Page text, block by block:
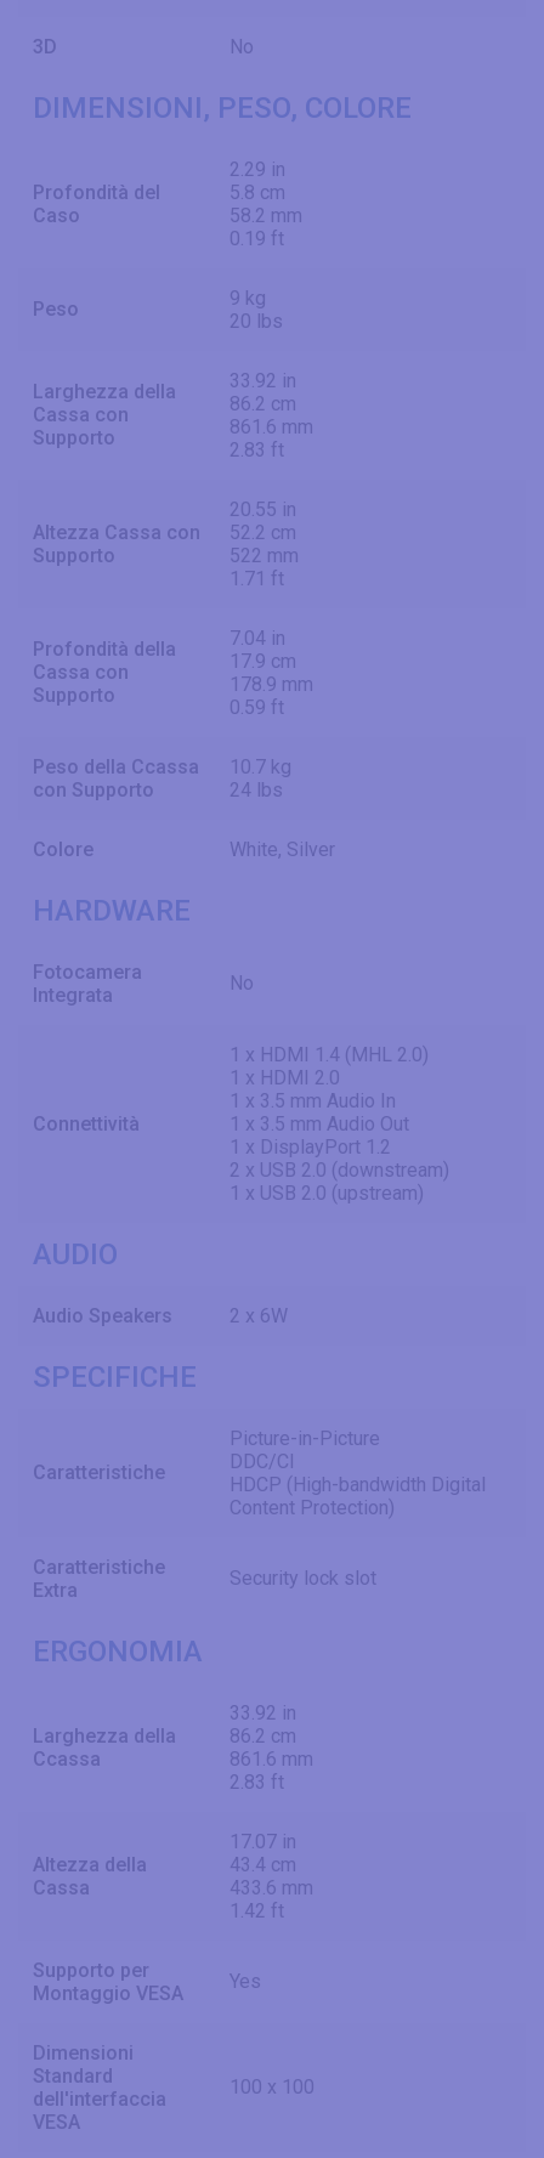
3D No
DIMENSIONI, PESO, COLORE
Profondità del
Caso
2.29 in
5.8 cm
58.2 mm
0.19 ft
Peso
9 kg
20 lbs
Larghezza della
Cassa con
Supporto
33.92 in
86.2 cm
861.6 mm
2.83 ft
Altezza Cassa con
Supporto
20.55 in
52.2 cm
522 mm
1.71 ft
Profondità della
Cassa con
Supporto
7.04 in
17.9 cm
178.9 mm
0.59 ft
Peso della Ccassa
con Supporto
10.7 kg
24 lbs
Colore White, Silver
HARDWARE
Fotocamera
Integrata
No
Connettività
1 x HDMI 1.4 (MHL 2.0)
1 x HDMI 2.0
1 x 3.5 mm Audio In
1 x 3.5 mm Audio Out
1 x DisplayPort 1.2
2 x USB 2.0 (downstream)
1 x USB 2.0 (upstream)
AUDIO
Audio Speakers 2 x 6W
SPECIFICHE
Caratteristiche
Picture-in-Picture
DDC/CI
HDCP (High-bandwidth Digital
Content Protection)
Caratteristiche
Extra
Security lock slot
ERGONOMIA
Larghezza della
Ccassa
33.92 in
86.2 cm
861.6 mm
2.83 ft
Altezza della
Cassa
17.07 in
43.4 cm
433.6 mm
1.42 ft
Supporto per
Montaggio VESA
Yes
Dimensioni
Standard
dell'interfaccia
VESA
100 x 100